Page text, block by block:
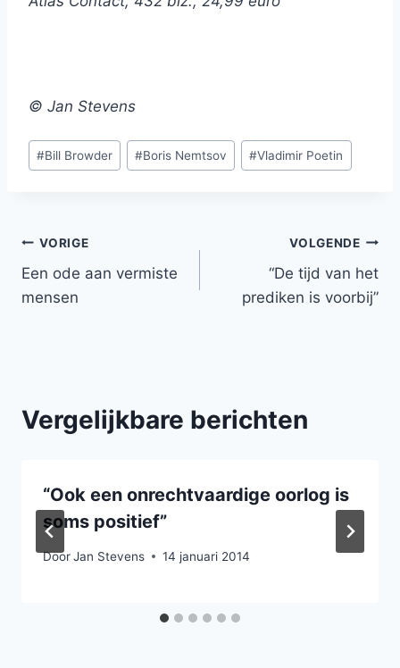
© Jan Stevens
Bericht
tags:
#Bill Browder #Boris Nemtsov #Vladimir Poetin
Bericht
navigatie
VORIGE
Een ode aan vermiste
mensen
VOLGENDE
“De tijd van het
prediken is voorbij”
Vergelijkbare berichten
“Ook een onrechtvaardige oorlog is
soms positief”
DoorJan Stevens 14 januari 2014